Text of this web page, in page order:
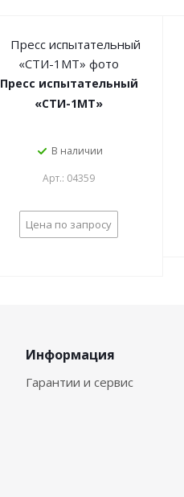
Пресс испытательный
«СТИ-1МТ»
В наличии
Арт.: 04359
Цена по запросу
Информация
Гарантии и сервис